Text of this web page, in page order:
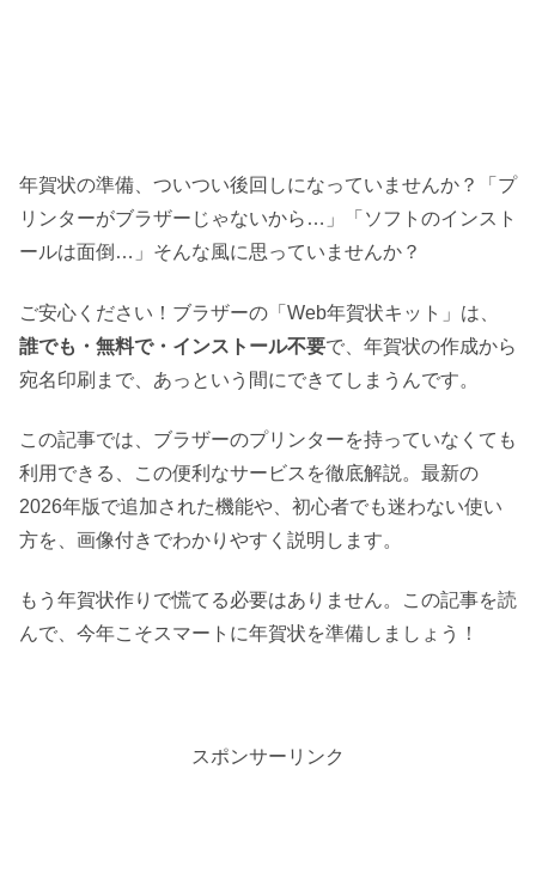
年賀状の準備、ついつい後回しになっていませんか？「プ
リンターがブラザーじゃないから…」「ソフトのインスト
ールは面倒…」そんな風に思っていませんか？
ご安心ください！ブラザーの「Web年賀状キット」は、
誰でも・無料で・インストール不要で、年賀状の作成から
宛名印刷まで、あっという間にできてしまうんです。
この記事では、ブラザーのプリンターを持っていなくても
利用できる、この便利なサービスを徹底解説。最新の
2026年版で追加された機能や、初心者でも迷わない使い
方を、画像付きでわかりやすく説明します。
もう年賀状作りで慌てる必要はありません。この記事を読
んで、今年こそスマートに年賀状を準備しましょう！
スポンサーリンク